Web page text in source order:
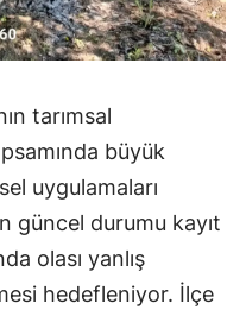
tarımsal
büyük
uygulamaları
güncel durumu kayıt
olası yanlış
hedefleniyor. İlçe